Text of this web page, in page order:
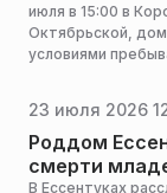
июля в 15:00 в
Октябрьской, дом
условиями
23 июля 2026
Роддом
смерти
В Ессентуках